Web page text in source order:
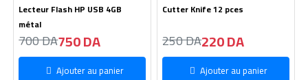
Lecteur Flash HP USB 4GB
métal
700 DA750 DA
Ajouter au panier
Cutter Knife 12 pces
250 DA220 DA
Ajouter au panier